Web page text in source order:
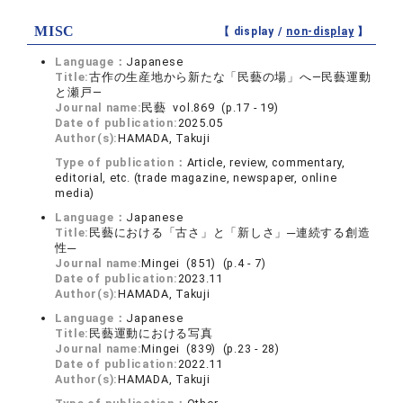
MISC 【 display / non-display】
Language： Japanese
Title:古作の生産地から新たな「民藝の場」へ—民藝運動
と瀬戸—
Journal name: 民藝 vol.869 (p.17 - 19)
Date of publication:2025.05
Author(s):HAMADA, Takuji
Type of publication： Article, review, commentary,
editorial, etc. (trade magazine, newspaper, online
media)
Language： Japanese
Title: 民藝における「古さ」と「新しさ」─連続する創造
性─
Journal name:Mingei (851) (p.4 - 7)
Date of publication:2023.11
Author(s):HAMADA, Takuji
Language： Japanese
Title: 民藝運動における写真
Journal name:Mingei (839) (p.23 - 28)
Date of publication:2022.11
Author(s):HAMADA, Takuji